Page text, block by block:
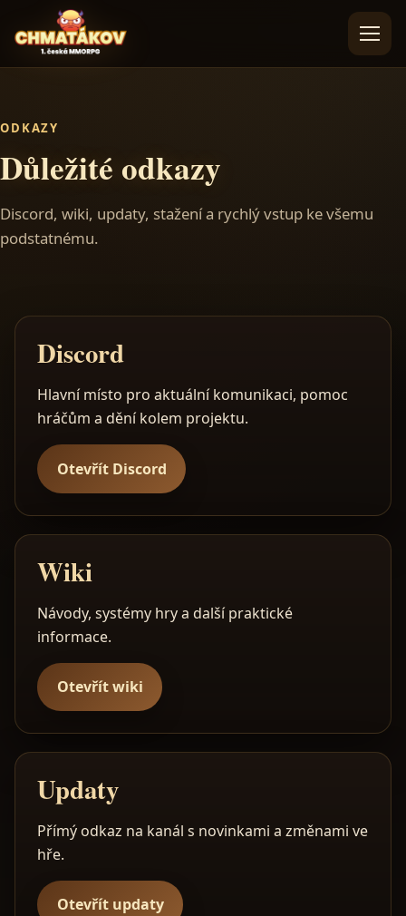
Přeskočit na obsah
Otevřít
ODKAZY
Důležité odkazy
Discord, wiki, updaty, stažení a rychlý vstup ke všemu
podstatnému.
Discord
Hlavní místo pro aktuální komunikaci, pomoc
hráčům a dění kolem projektu.
Otevřít Discord
Wiki
Návody, systémy hry a další praktické
informace.
Otevřít wiki
Updaty
Přímý odkaz na kanál s novinkami a změnami ve
hře.
Otevřít updaty